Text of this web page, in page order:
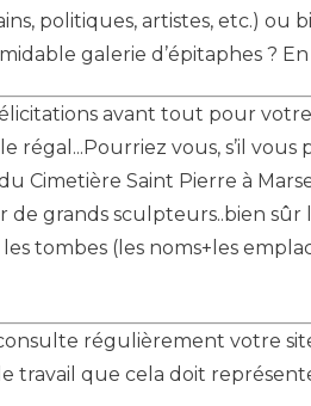
politiques, artistes, etc.) ou
galerie d’épitaphes ?
avant tout pour
régal...Pourriez vous, s’il
Cimetière Saint Pierre à
de grands sculpteurs..bien sûr
tombes (les noms+les
régulièrement votre
travail que cela doit